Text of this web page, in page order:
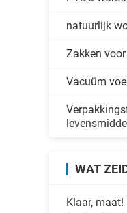
natuurlijk
Zakken
Vacuüm
WAT
Klaar,